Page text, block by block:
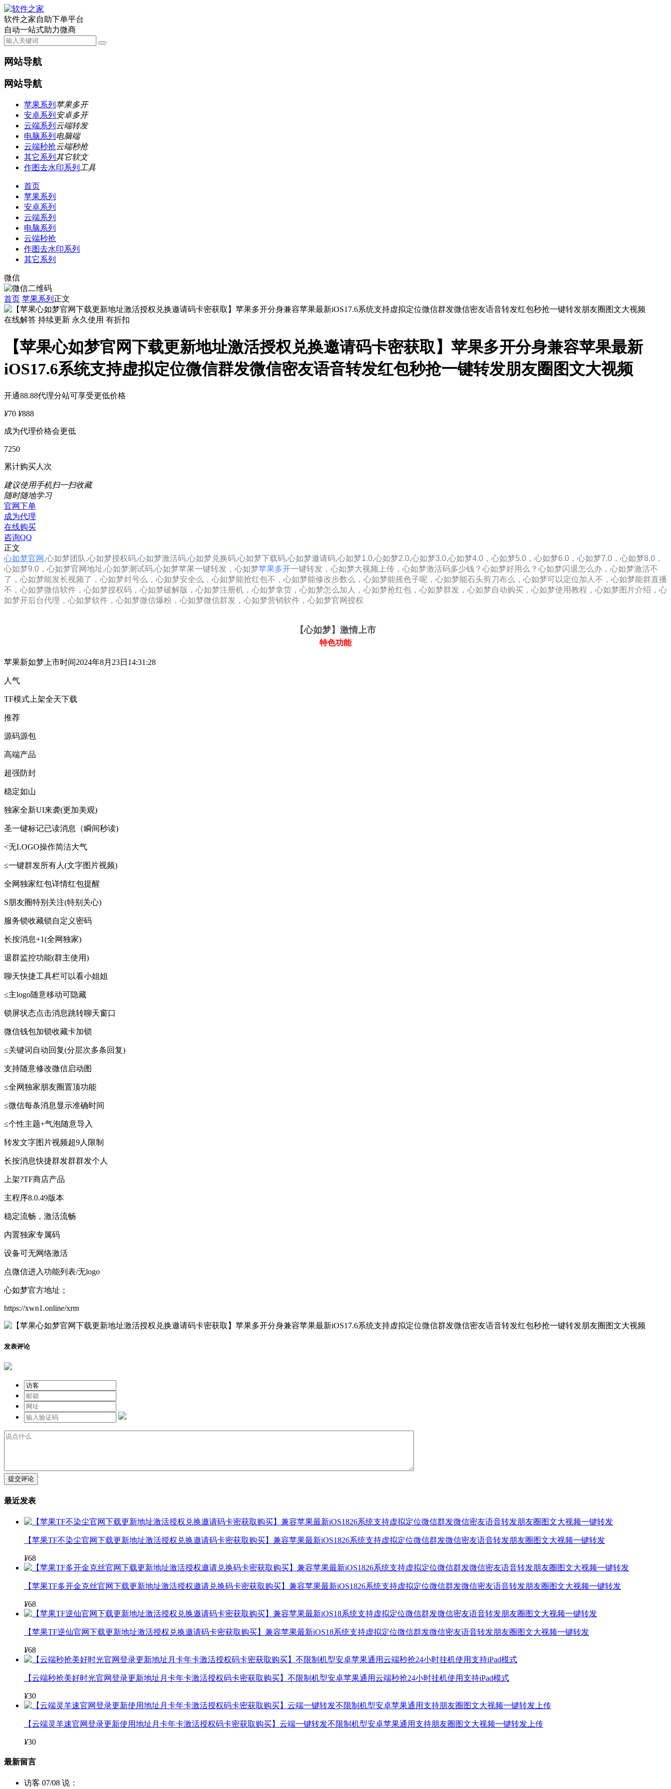
软件之家自助下单平台
自动一站式助力微商
网站导航
网站导航
苹果系列 苹果多开
安卓系列 安卓多开
云端系列 云端转发
电脑系列 电脑端
云端秒抢云端秒抢
其它系列 其它软文
作图去水印系列 工具
首页
苹果系列
安卓系列
云端系列
电脑系列
云端秒抢
作图去水印系列
其它系列
微信
首页 苹果系列 正文
在线解答 持续更新 永久使用 有折扣
【苹果心如梦官网下载更新地址激活授权兑换邀请码卡密获取】苹果多开分身兼容苹果最新
iOS17.6系统支持虚拟定位微信群发微信密友语音转发红包秒抢一键转发朋友圈图文大视频
开通88.88代理分站可享受更低价格
¥70 ¥888
成为代理价格会更低
7250
累计购买人次
建议使用手机扫一扫收藏
随时随地学习
官网下单
成为代理
在线购买
咨询QQ
正文
心如梦官网 ,心如梦团队,心如梦授权码,心如梦激活码,心如梦兑换码,心如梦下载码,心如梦邀请码,心如梦1.0,心如梦2.0,心如梦3.0,心如梦4.0， 心如梦5.0， 心如梦6.0， 心如梦7.0， 心如梦8.0，
心如梦9.0， 心如梦官网地址,心如梦测试码,心如梦苹果一键转发， 心如梦苹果多开一键转发，心如梦大视频上传， 心如梦激活码多少钱？心如梦好用么？心如梦闪退怎么办，心如梦激活不
了，心如梦能发长视频了，心如梦封号么，心如梦安全么，心如梦能抢红包不，心如梦能修改步数么，心如梦能摇色子呢，心如梦能石头剪刀布么，心如梦可以定位加人不，心如梦能群直播
不，心如梦微信软件，心如梦授权码，心如梦破解版，心如梦注册机，心如梦拿货，心如梦怎么加人，心如梦抢红包，心如梦群发，心如梦自动购买，心如梦使用教程，心如梦图片介绍，心
如梦开后台代理，心如梦软件，心如梦微信爆粉，心如梦微信群发，心如梦营销软件，心如梦官网授权
【心如梦】激情上市
特色功能
苹果新如梦上市时间2024年8月23日14:31:28
人气
TF模式上架全天下载
推荐
源码源包
高端产品
超强防封
稳定如山
独家全新UI来袭(更加美观)
圣一键标记已读消息（瞬间秒读)
<无LOGO操作简洁大气
≤一键群发所有人(文字图片视频)
全网独家红包详情红包提醒
S朋友圈特别关注(特别关心)
服务锁收藏锁自定义密码
长按消息+1(全网独家)
退群监控功能(群主使用)
聊天快捷工具栏可以看小姐姐
≤主logo随意移动可隐藏
锁屏状态点击消息跳转聊天窗口
微信钱包加锁收藏卡加锁
≤关键词自动回复(分层次多条回复)
支持随意修改微信启动图
≤全网独家朋友圈置顶功能
≤微信每条消息显示准确时间
≤个性主题+气泡随意导入
转发文字图片视频超9人限制
长按消息快捷群发群群发个人
上架?TF商店产品
主程序8.0.49版本
稳定流畅，激活流畅
内置独家专属码
设备可无网络激活
点微信进入功能列表/无logo
心如梦官方地址；
https://xwn1.online/xrm
发表评论
提交评论
最近发表
【苹果TF不染尘官网下载更新地址激活授权兑换邀请码卡密获取购买】兼容苹果最新iOS1826系统支持虚拟定位微信群发微信密友语音转发朋友圈图文大视频一键转发
¥68
【苹果TF多开金克丝官网下载更新地址激活授权邀请兑换码卡密获取购买】兼容苹果最新iOS1826系统支持虚拟定位微信群发微信密友语音转发朋友圈图文大视频一键转发
¥68
【苹果TF逆仙官网下载更新地址激活授权兑换邀请码卡密获取购买】兼容苹果最新iOS18系统支持虚拟定位微信群发微信密友语音转发朋友圈图文大视频一键转发
¥68
【云端秒抢美好时光官网登录更新地址月卡年卡激活授权码卡密获取购买】不限制机型安卓苹果通用云端秒抢24小时挂机使用支持iPad模式
¥30
【云端灵羊速官网登录更新使用地址月卡年卡激活授权码卡密获取购买】云端一键转发不限制机型安卓苹果通用支持朋友圈图文大视频一键转发上传
¥30
最新留言
访客 07/08 说：